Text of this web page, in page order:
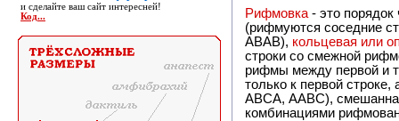
и сделайте ваш сайт интересней!
Код...
Рифмовка - это
(рифмуются соседние
ABAB), кольцевая или
строки со смежной
рифмы между первой и
только к первой
ABCA, AABC), смешанная или вольная рифмовка (рифмовка в сложных строфах с различными
комбинациями